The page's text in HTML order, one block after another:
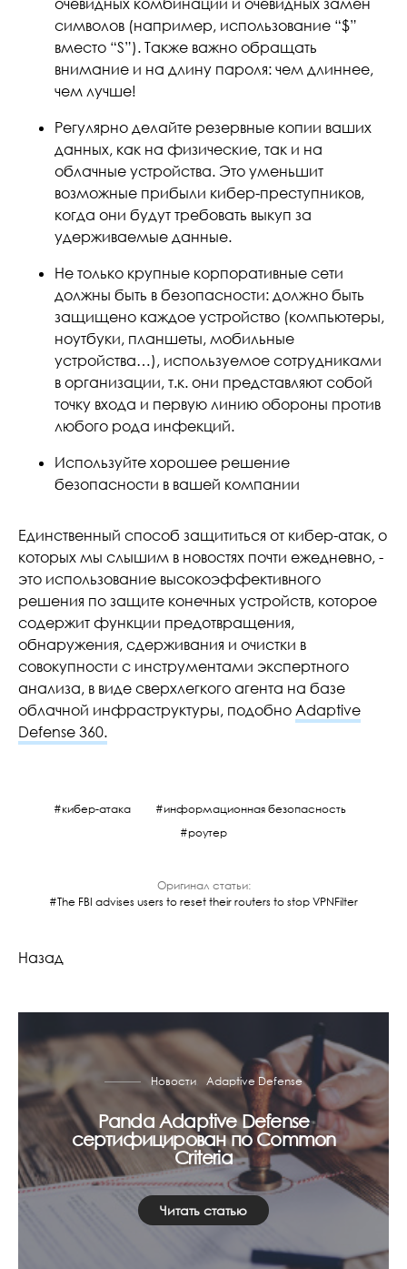
очевидных комбинаций и очевидных замен
символов (например, использование “$”
вместо “S”). Также важно обращать
внимание и на длину пароля: чем длиннее,
чем лучше!
Регулярно делайте резервные копии ваших
данных, как на физические, так и на
облачные устройства. Это уменьшит
возможные прибыли кибер-преступников,
когда они будут требовать выкуп за
удерживаемые данные.
Не только крупные корпоративные сети
должны быть в безопасности: должно быть
защищено каждое устройство (компьютеры,
ноутбуки, планшеты, мобильные
устройства…), используемое сотрудниками
в организации, т.к. они представляют собой
точку входа и первую линию обороны против
любого рода инфекций.
Используйте хорошее решение
безопасности в вашей компании
Единственный способ защититься от кибер-атак, о
которых мы слышим в новостях почти ежедневно, -
это использование высокоэффективного
решения по защите конечных устройств, которое
содержит функции предотвращения,
обнаружения, сдерживания и очистки в
совокупности с инструментами экспертного
анализа, в виде сверхлегкого агента на базе
облачной инфраструктуры, подобно Adaptive
Defense 360.
кибер-атака
информационная безопасность
роутер
Оригинал статьи:
The FBI advises users to reset their routers to stop VPNFilter
Назад
Новости Adaptive Defense
Panda Adaptive Defense
сертифицирован по Common
Criteria
Читать статью